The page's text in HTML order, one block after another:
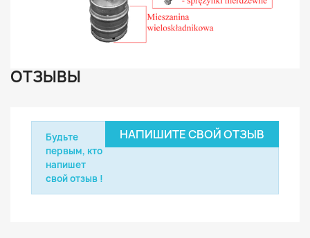
ОТЗЫВЫ
НАПИШИТЕ СВОЙ ОТЗЫВ
Будьте
первым, кто
напишет
свой отзыв !